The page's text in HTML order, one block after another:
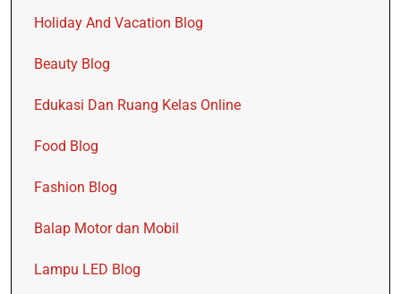
Holiday And Vacation Blog
Beauty Blog
Edukasi Dan Ruang Kelas Online
Food Blog
Fashion Blog
Balap Motor dan Mobil
Lampu LED Blog